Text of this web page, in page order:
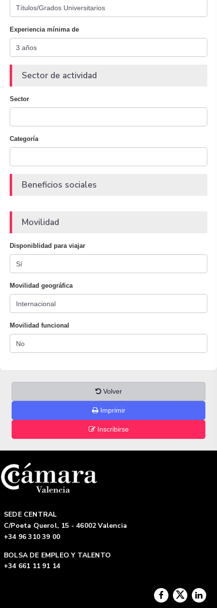
Experiencia mínima de
Sector de actividad
Sector
Categoría
Beneficios sociales
Movilidad
Disponiblidad para viajar
Movilidad geográfica
Movilidad funcional
Volver
Imprimir
Inscribirse
SEDE CENTRAL
C/Poeta Querol, 15 - 46002 Valencia
+34 96 310 39 00
BOLSA DE EMPLEO Y TALENTO
+34 661 11 91 14